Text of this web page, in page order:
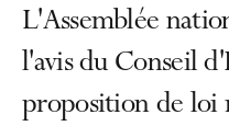
L'Assemblée
l'avis du Conseil
proposition de loi